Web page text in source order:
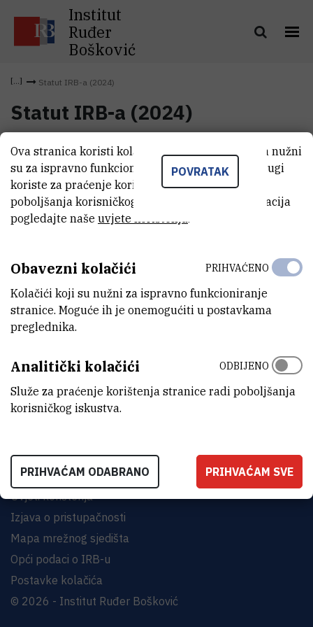
Institut
Ruđer
Bošković
Statut IRB-a (2024)
Statut IRB-a (2024)
Statut IRB-a (2024) (1 MB)
Bijenička cesta 54, 10000 Zagreb
KONTAKTIRAJTE NAS
Uvjeti korištenja
Izjava o pristupačnosti
Mapa mrežnog sjedišta
Opći podaci o IRB-u
Postavke kolačića
© 2026 - Institut Ruđer Bošković
POVRATAK
Ova stranica koristi kolačiće. Neki od tih kolačića nužni
su za ispravno funkcioniranje stranice, dok se drugi
koriste za praćenje korištenja stranice radi
poboljšanja korisničkog iskustva. Za više informacija
pogledajte naše uvjete korištenja.
Obavezni kolačići
Kolačići koji su nužni za ispravno funkcioniranje
stranice. Moguće ih je onemogućiti u postavkama
preglednika.
PRIHVAĆENO
Analitički kolačići
Služe za praćenje korištenja stranice radi poboljšanja
korisničkog iskustva.
ODBIJENO
PRIHVAĆAM ODABRANO PRIHVAĆAM SVE